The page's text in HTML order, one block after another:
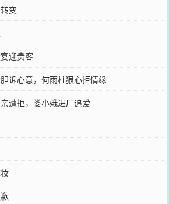
变
迎贵客
诉心意，何雨柱狠心拒情缘
遭拒，娄小娥进厂追爱